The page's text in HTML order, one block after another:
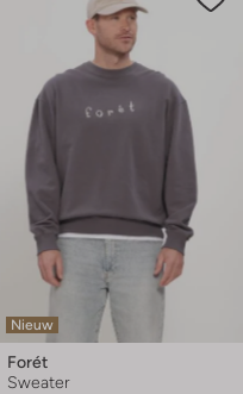
Nieuw
Forét
Sweater